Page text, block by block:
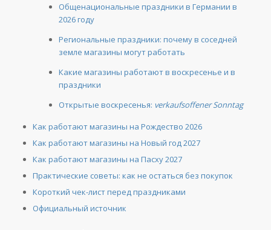
Общенациональные праздники в Германии в
2026 году
Региональные праздники: почему в соседней
земле магазины могут работать
Какие магазины работают в воскресенье и в
праздники
Открытые воскресенья: verkaufsoffener Sonntag
Как работают магазины на Рождество 2026
Как работают магазины на Новый год 2027
Как работают магазины на Пасху 2027
Практические советы: как не остаться без покупок
Короткий чек-лист перед праздниками
Официальный источник